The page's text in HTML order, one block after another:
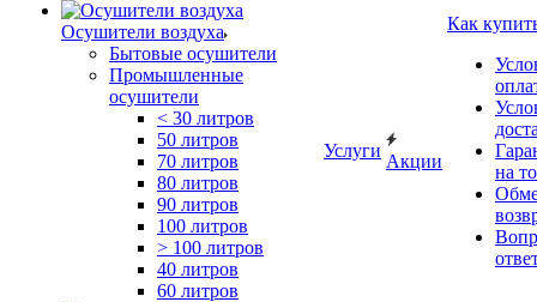
Осушители воздуха
Бытовые осушители
Промышленные
осушители
< 30 литров
50 литров
70 литров
80 литров
90 литров
100 литров
> 100 литров
40 литров
60 литров
Услуги
Акции
Как
на